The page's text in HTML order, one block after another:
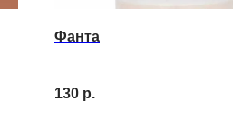
Фанта
130 р.